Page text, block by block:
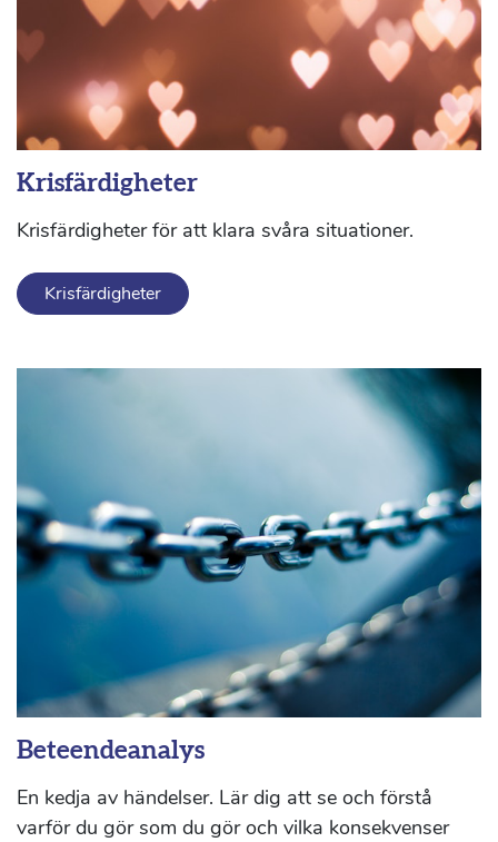
Krisfärdigheter
Krisfärdigheter för att klara svåra situationer.
Krisfärdigheter
Beteendeanalys
En kedja av händelser. Lär dig att se och förstå
varför du gör som du gör och vilka konsekvenser